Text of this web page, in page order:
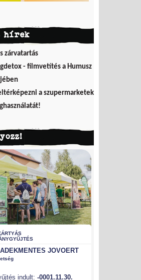
hírek
zárvatartás
- filmvetítés a Humusz
a szupermarketek